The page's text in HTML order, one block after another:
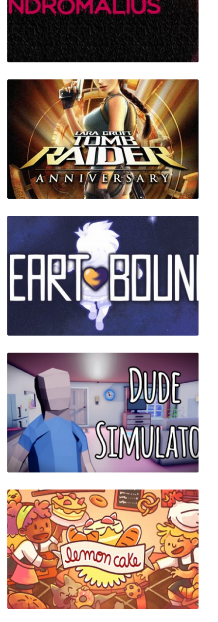
ANDROMALIUS
Tomb Raider Anniversary
Heartbound
Dude Simulator